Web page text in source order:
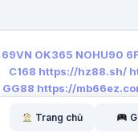
69VN OK365 NOHU90
C168 https://hz88.sh/
GG88 https://
Trang chủ